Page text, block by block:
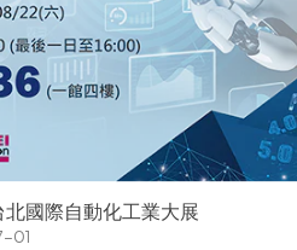
國際自動化工業大展
01